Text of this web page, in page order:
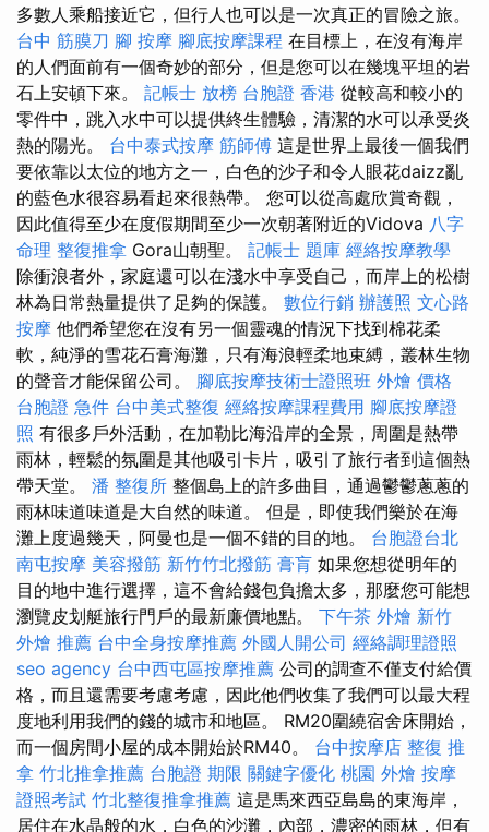
多數人乘船接近它，但行人也可以是一次真正的冒險之旅。
台中 筋膜刀 腳 按摩 腳底按摩課程 在目標上，在沒有海岸
的人們面前有一個奇妙的部分，但是您可以在幾塊平坦的岩
石上安頓下來。 記帳士 放榜 台胞證 香港 從較高和較小的
零件中，跳入水中可以提供終生體驗，清潔的水可以承受炎
熱的陽光。 台中泰式按摩 筋師傅 這是世界上最後一個我們
要依靠以太位的地方之一，白色的沙子和令人眼花daizz亂
的藍色水很容易看起來很熱帶。 您可以從高處欣賞奇觀，
因此值得至少在度假期間至少一次朝著附近的Vidova 八字
命理 整復推拿 Gora山朝聖。 記帳士 題庫 經絡按摩教學
除衝浪者外，家庭還可以在淺水中享受自己，而岸上的松樹
林為日常熱量提供了足夠的保護。 數位行銷 辦護照 文心路
按摩 他們希望您在沒有另一個靈魂的情況下找到棉花柔
軟，純淨的雪花石膏海灘，只有海浪輕柔地束縛，叢林生物
的聲音才能保留公司。 腳底按摩技術士證照班 外燴 價格
台胞證 急件 台中美式整復 經絡按摩課程費用 腳底按摩證
照 有很多戶外活動，在加勒比海沿岸的全景，周圍是熱帶
雨林，輕鬆的氛圍是其他吸引卡片，吸引了旅行者到這個熱
帶天堂。 潘 整復所 整個島上的許多曲目，通過鬱鬱蔥蔥的
雨林味道味道是大自然的味道。 但是，即使我們樂於在海
灘上度過幾天，阿曼也是一個不錯的目的地。 台胞證台北
南屯按摩 美容撥筋 新竹竹北撥筋 膏肓 如果您想從明年的
目的地中進行選擇，這不會給錢包負擔太多，那麼您可能想
瀏覽皮划艇旅行門戶的最新廉價地點。 下午茶 外燴 新竹
外燴 推薦 台中全身按摩推薦 外國人開公司 經絡調理證照
seo agency 台中西屯區按摩推薦 公司的調查不僅支付給價
格，而且還需要考慮考慮，因此他們收集了我們可以最大程
度地利用我們的錢的城市和地區。 RM20圍繞宿舍床開始，
而一個房間小屋的成本開始於RM40。 台中按摩店 整復 推
拿 竹北推拿推薦 台胞證 期限 關鍵字優化 桃園 外燴 按摩
證照考試 竹北整復推拿推薦 這是馬來西亞島島的東海岸，
居住在水晶般的水，白色的沙灘，內部，濃密的雨林，但有